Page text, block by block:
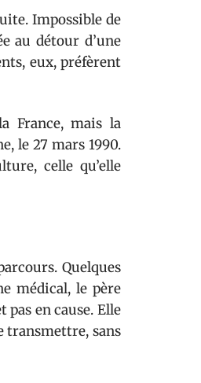
Impossible de
au détour d’une
eux, préfèrent
France, mais la
le 27 mars 1990.
celle qu’elle
Quelques
médical, le père
en cause. Elle
transmettre, sans